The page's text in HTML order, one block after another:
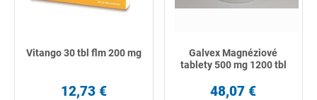
Vitango 30 tbl flm 200 mg
12,73 €
Galvex Magnéziové
tablety 500 mg 1200 tbl
48,07 €